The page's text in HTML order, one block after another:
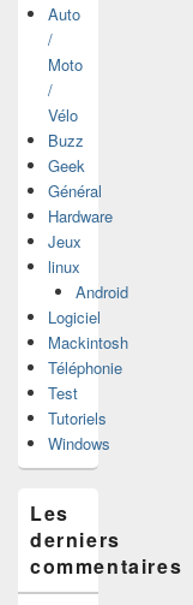
Auto
/
Moto
/
Vélo
Buzz
Geek
Général
Hardware
Jeux
linux
Android
Logiciel
Mackintosh
Téléphonie
Test
Tutoriels
Windows
Les
derniers
commentaires